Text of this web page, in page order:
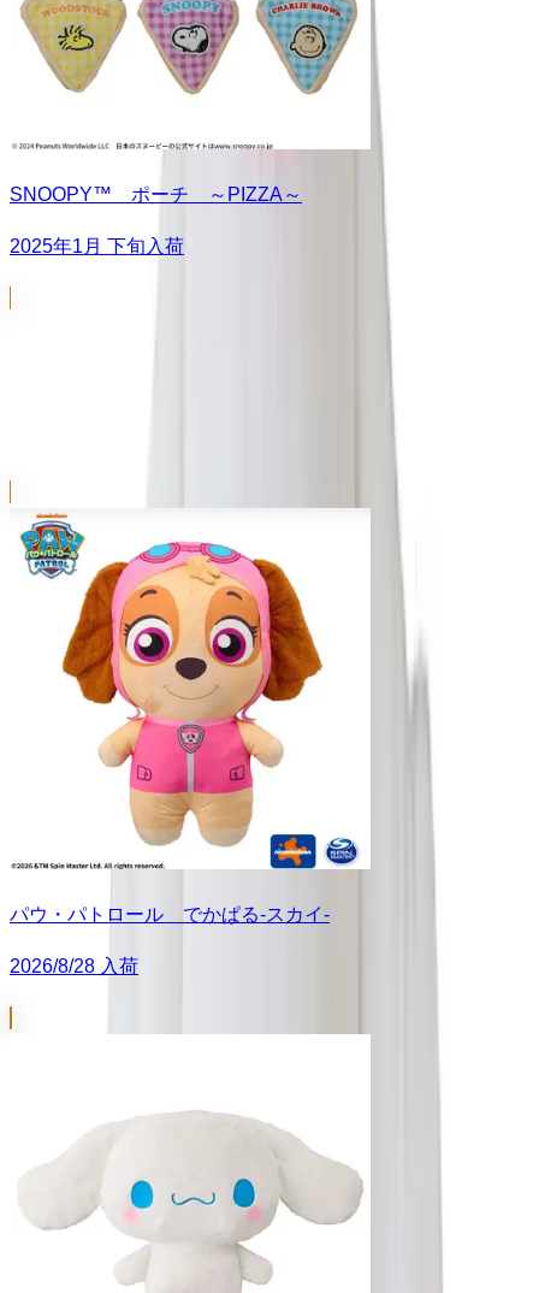
SNOOPY™ ポーチ ～PIZZA～
2025年1月 下旬入荷
パウ・パトロール でかぱる‐スカイ‐
2026/8/28 入荷